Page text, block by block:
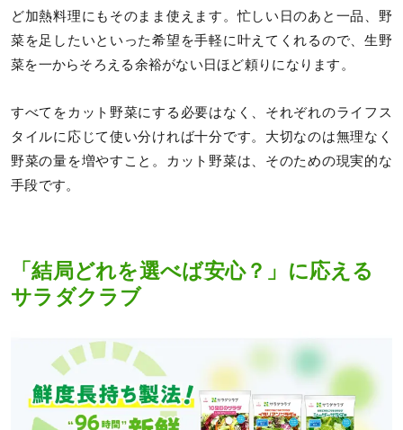
ど加熱料理にもそのまま使えます。忙しい日のあと一品、野
菜を足したいといった希望を手軽に叶えてくれるので、生野
菜を一からそろえる余裕がない日ほど頼りになります。
すべてをカット野菜にする必要はなく、それぞれのライフス
タイルに応じて使い分ければ十分です。大切なのは無理なく
野菜の量を増やすこと。カット野菜は、そのための現実的な
手段です。
「結局どれを選べば安心？」に応える
サラダクラブ